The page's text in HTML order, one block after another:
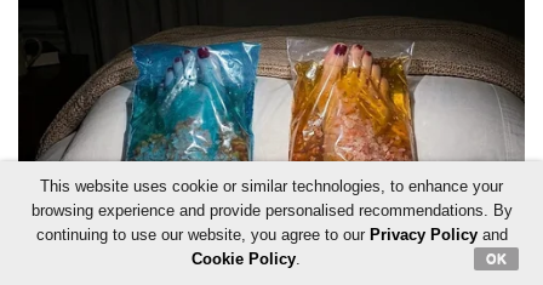
This website uses cookie or similar technologies, to enhance your
browsing experience and provide personalised recommendations. By
continuing to use our website, you agree to our Privacy Policyand
Cookie Policy. OK